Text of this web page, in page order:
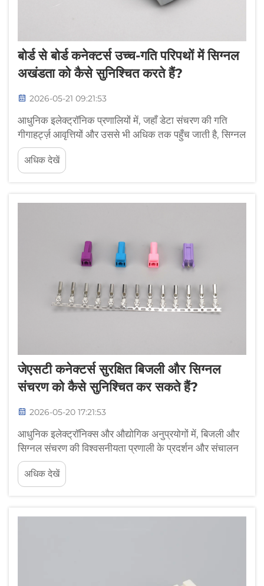
बोर्ड से बोर्ड कनेक्टर्स उच्च-गति परिपथों में सिग्नल
अखंडता को कैसे सुनिश्चित करते हैं?
2026-05-21 09:21:53
आधुनिक इलेक्ट्रॉनिक प्रणालियों में, जहाँ डेटा संचरण की गति
गीगाहर्ट्ज़ आवृत्तियों और उससे भी अधिक तक पहुँच जाती है, सिग्नल
अखंडता बनाए रखना एक महत्वपूर्ण इंजीनियरिंग चुनौती बन जाती
है। बोर्ड से बोर्ड कनेक्टर्स अलग-अलग परिपथों के बीच भौतिक
इंटरफ़ेस के रूप में कार्य करते हैं...
अधिक देखें
जेएसटी कनेक्टर्स सुरक्षित बिजली और सिग्नल
संचरण को कैसे सुनिश्चित कर सकते हैं?
2026-05-20 17:21:53
आधुनिक इलेक्ट्रॉनिक्स और औद्योगिक अनुप्रयोगों में, बिजली और
सिग्नल संचरण की विश्वसनीयता प्रणाली के प्रदर्शन और संचालन
सुरक्षा के लिए अत्यंत महत्वपूर्ण है। जेएसटी कनेक्टर्स विविध उद्योगों
में, ऑटोमोटिव इलेक्ट्रॉनिक्स से लेकर...
अधिक देखें